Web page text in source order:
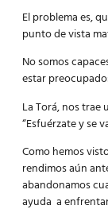
El problema es,
punto de vista
No somos
estar
La Torá, nos trae
“Esfuérzate y se
Como hemos
rendimos aún
abandonamos
ayuda a